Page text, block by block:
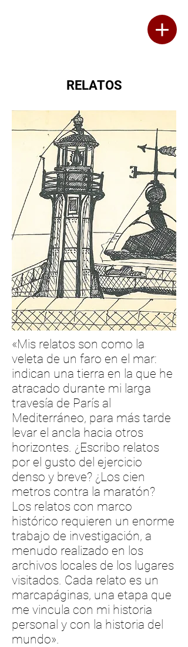
RELATOS
«Mis relatos son como la
veleta de un faro en el mar:
indican una tierra en la que he
atracado durante mi larga
travesía de París al
Mediterráneo, para más tarde
levar el ancla hacia otros
horizontes. ¿Escribo relatos
por el gusto del ejercicio
denso y breve? ¿Los cien
metros contra la maratón?
Los relatos con marco
histórico requieren un enorme
trabajo de investigación, a
menudo realizado en los
archivos locales de los lugares
visitados. Cada relato es un
marcapáginas, una etapa que
me vincula con mi historia
personal y con la historia del
mundo».